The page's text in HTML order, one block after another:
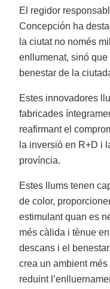
El regidor
Concepción ha
la ciutat no només
enllumenat, sinó que
benestar de la
Estes innovadores
fabricades
reafirmant el
la inversió en R+D i
província.
Estes llums tenen
de color,
estimulant quan es
més càlida i tènue
descans i el
crea un ambient
reduint